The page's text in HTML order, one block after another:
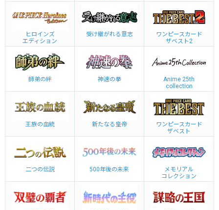
ヒロインズ
エディション
受け継がれる意志
ワンピースカード
ザベスト2
師弟の絆 神速の拳
Anime 25th
collection
王族の血統 新たなる皇帝
ワンピースカード
ザベスト
二つの伝説 500年後の未来
メモリアル
コレクション